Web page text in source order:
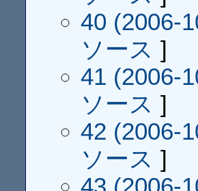
40 (2006-
ソース ]
41 (2006-
ソース ]
42 (2006-
ソース ]